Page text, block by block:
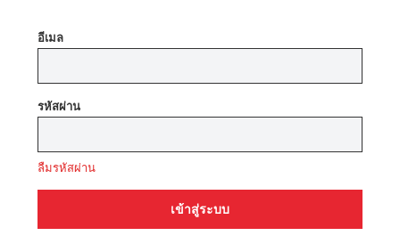
อีเมล
รหัสผ่าน
ลืมรหัสผ่าน
เข้าสู่ระบบ